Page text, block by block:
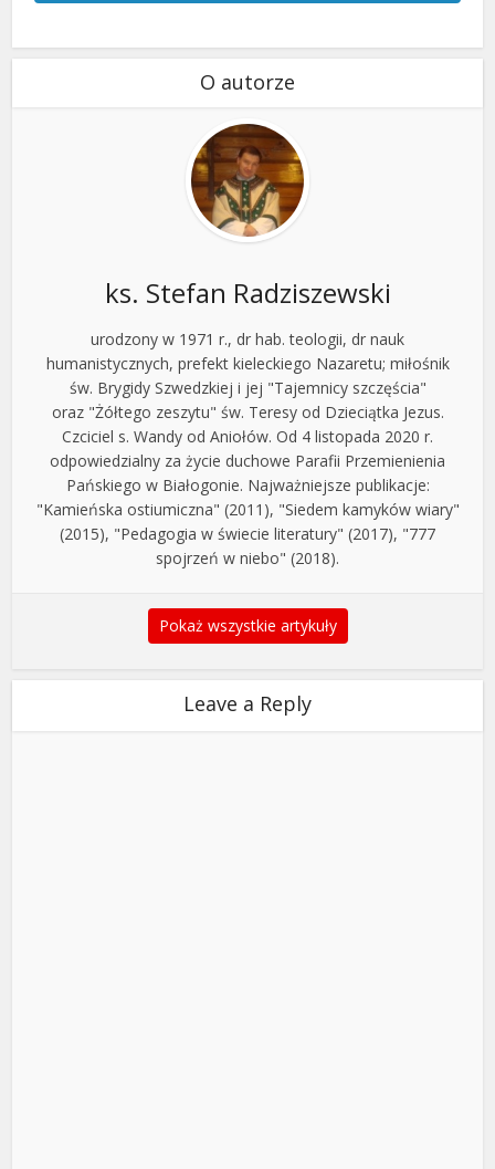
O autorze
ks. Stefan Radziszewski
urodzony w 1971 r., dr hab. teologii, dr nauk
humanistycznych, prefekt kieleckiego Nazaretu; miłośnik
św. Brygidy Szwedzkiej i jej "Tajemnicy szczęścia"
oraz "Żółtego zeszytu" św. Teresy od Dzieciątka Jezus.
Czciciel s. Wandy od Aniołów. Od 4 listopada 2020 r.
odpowiedzialny za życie duchowe Parafii Przemienienia
Pańskiego w Białogonie. Najważniejsze publikacje:
"Kamieńska ostiumiczna" (2011), "Siedem kamyków wiary"
(2015), "Pedagogia w świecie literatury" (2017), "777
spojrzeń w niebo" (2018).
Pokaż wszystkie artykuły
Leave a Reply